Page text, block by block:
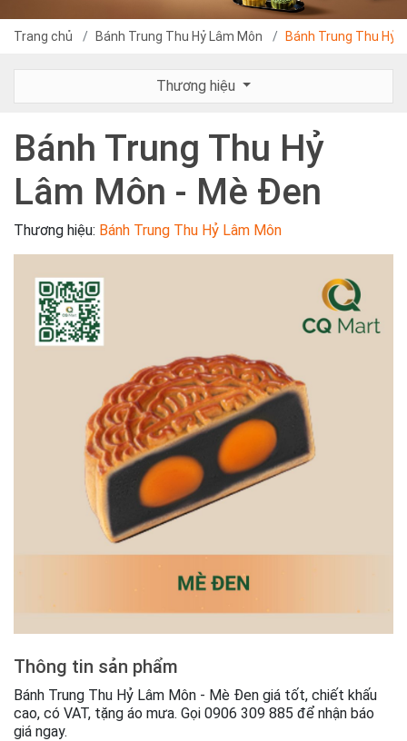
Trang chủ Bánh Trung Thu Hỷ Lâm Môn Bánh Trung Thu Hỷ
Thương hiệu
Bánh Trung Thu Hỷ
Lâm Môn - Mè Đen
Thương hiệu: Bánh Trung Thu Hỷ Lâm Môn
Thông tin sản phẩm
Bánh Trung Thu Hỷ Lâm Môn - Mè Đen giá tốt, chiết khấu
cao, có VAT, tặng áo mưa. Gọi 0906 309 885 để nhận báo
giá ngay.